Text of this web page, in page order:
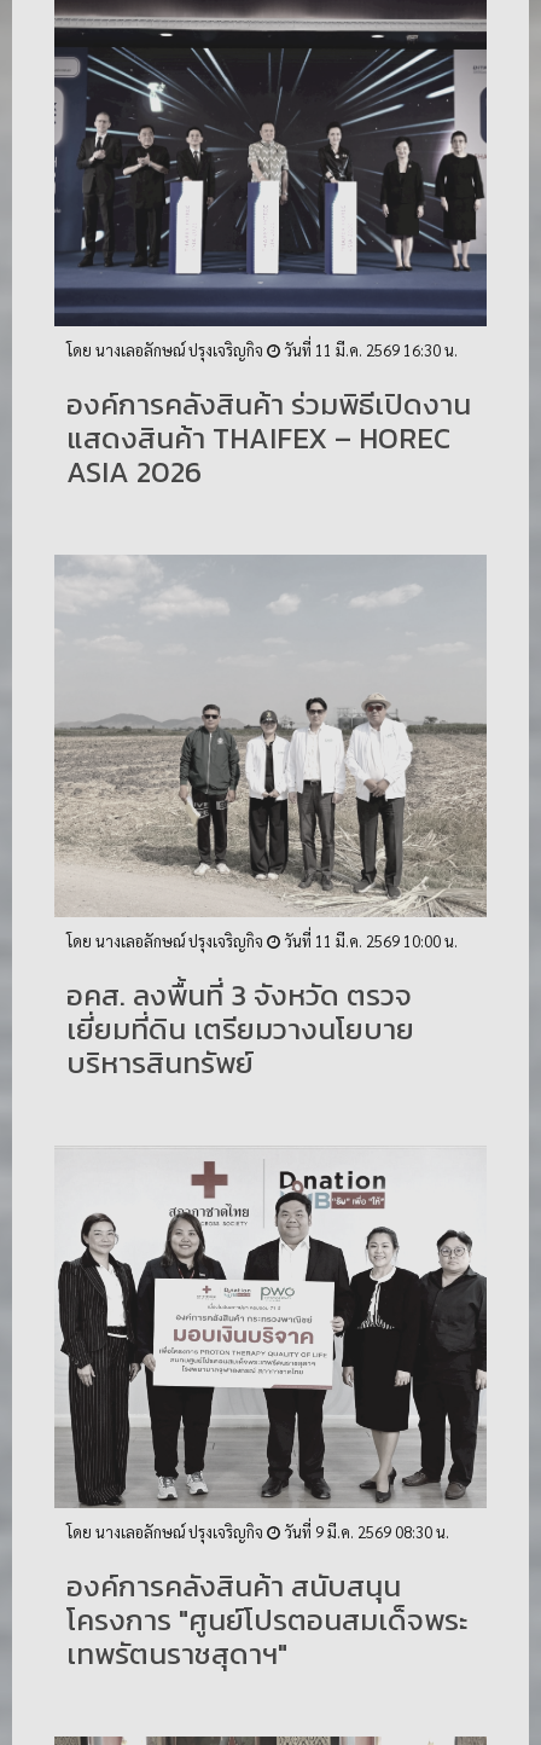
โดย นางเลอลักษณ์ ปรุงเจริญกิจ วันที่ 11 มี.ค. 2569 16:30 น.
องค์การคลังสินค้า ร่วมพิธีเปิดงาน
แสดงสินค้า THAIFEX – HOREC
ASIA 2026
โดย นางเลอลักษณ์ ปรุงเจริญกิจ วันที่ 11 มี.ค. 2569 10:00 น.
​อคส. ลงพื้นที่ 3 จังหวัด ตรวจ
เยี่ยมที่ดิน เตรียมวางนโยบาย
บริหารสินทรัพย์
โดย นางเลอลักษณ์ ปรุงเจริญกิจ วันที่ 9 มี.ค. 2569 08:30 น.
​องค์การคลังสินค้า สนับสนุน
โครงการ "ศูนย์โปรตอนสมเด็จพระ
เทพรัตนราชสุดาฯ"